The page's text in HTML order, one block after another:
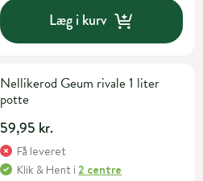
Læg i kurv
Nellikerod Geum rivale 1 liter
potte
59,95 kr.
Få leveret
Klik & Hent i2 centre